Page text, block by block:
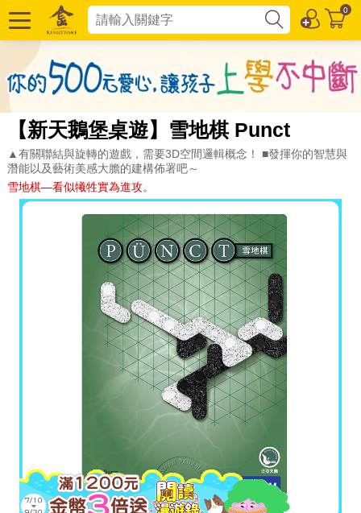
0
【新天鵝堡桌遊】雪地棋 Punct
▲有關聯結與旋轉的遊戲，需要3D空間邏輯概念！ ■發揮你的智慧與
潛能以及藝術美感大膽的建構佈署吧～
雪地棋—看似犧牲實為進攻。